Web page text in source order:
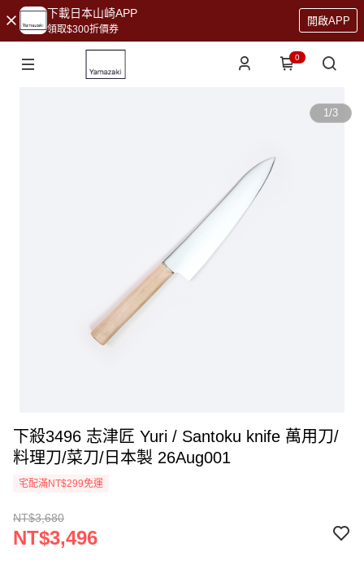
下載日本山崎APP
領取$300折價券
開啟APP
0
1/3
下殺3496 志津匠 Yuri / Santoku knife 萬用刀/
料理刀/菜刀/日本製 26Aug001
宅配滿NT$299免運
NT$3,680
NT$3,496